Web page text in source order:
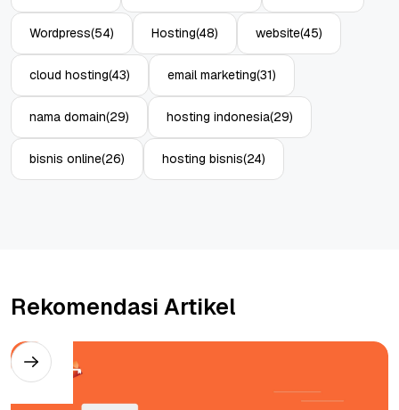
Wordpress(54) Hosting(48) website(45)
cloud hosting(43) email marketing(31)
nama domain(29) hosting indonesia(29)
bisnis online(26) hosting bisnis(24)
Rekomendasi Artikel